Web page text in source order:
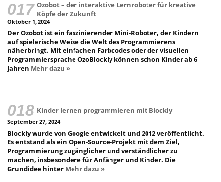
Ozobot – der interaktive Lernroboter für kreative
Köpfe der Zukunft
Oktober 1, 2024
Der Ozobot ist ein faszinierender Mini-Roboter, der Kindern
auf spielerische Weise die Welt des Programmierens
näherbringt. Mit einfachen Farbcodes oder der visuellen
Programmiersprache OzoBlockly können schon Kinder ab 6
Jahren Mehr dazu »
Kinder lernen programmieren mit Blockly
September 27, 2024
Blockly wurde von Google entwickelt und 2012 veröffentlicht.
Es entstand als ein Open-Source-Projekt mit dem Ziel,
Programmierung zugänglicher und verständlicher zu
machen, insbesondere für Anfänger und Kinder. Die
Grundidee hinter Mehr dazu »